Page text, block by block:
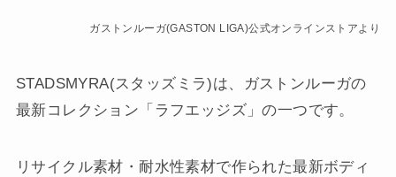
ガストンルーガ(GASTON LIGA)公式オンラインストアより
STADSMYRA(スタッズミラ)は、ガストンルーガの
最新コレクション「ラフエッジズ」の一つです。
リサイクル素材・耐水性素材で作られた最新ボディ